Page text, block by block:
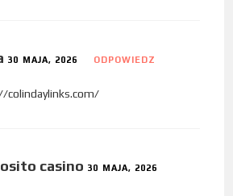
30 MAJA, 2026 ODPOWIEDZ
colindaylinks.com/
casino 30 MAJA, 2026